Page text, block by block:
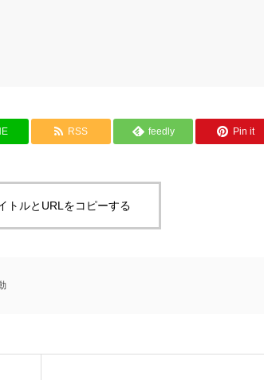
RSS feedly Pin it
トルとURLをコピーする